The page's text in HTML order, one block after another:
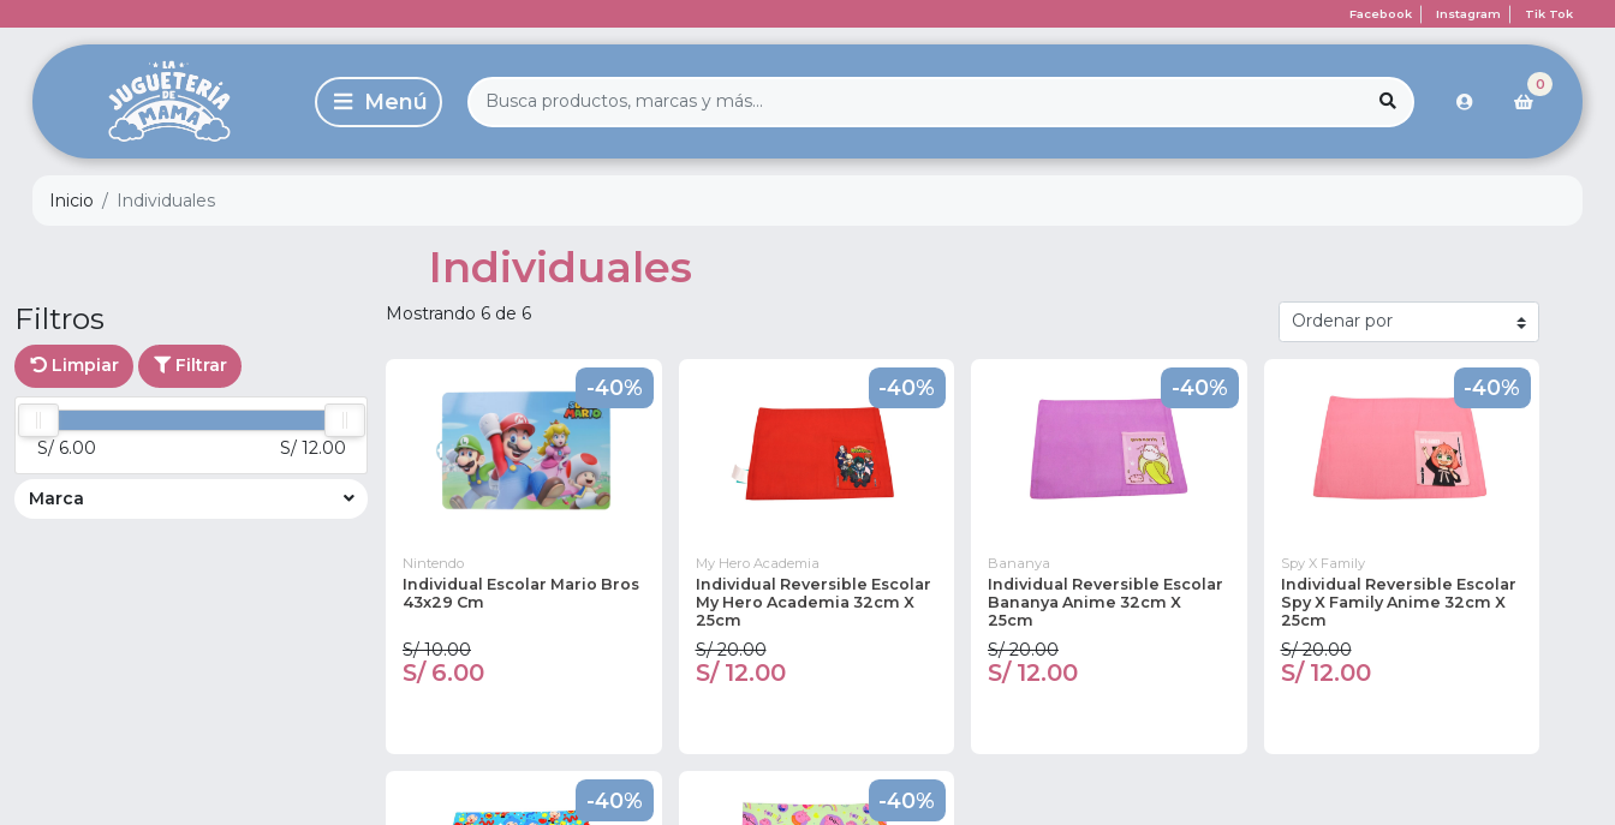
Facebook Instagram Tik Tok
0
Inicio Individuales
Individuales
Filtros
Limpiar Filtrar
S/ 6.00 S/ 12.00
Marca
Mostrando 6 de 6
-40%
Nintendo
Individual Escolar Mario Bros
43x29 Cm
S/ 10.00
S/ 6.00
-40%
My Hero Academia
Individual Reversible Escolar
My Hero Academia 32cm X
25cm
S/ 20.00
S/ 12.00
-40%
Bananya
Individual Reversible Escolar
Bananya Anime 32cm X
25cm
S/ 20.00
S/ 12.00
-40%
Spy X Family
Individual Reversible Escolar
Spy X Family Anime 32cm X
25cm
S/ 20.00
S/ 12.00
-40% -40%